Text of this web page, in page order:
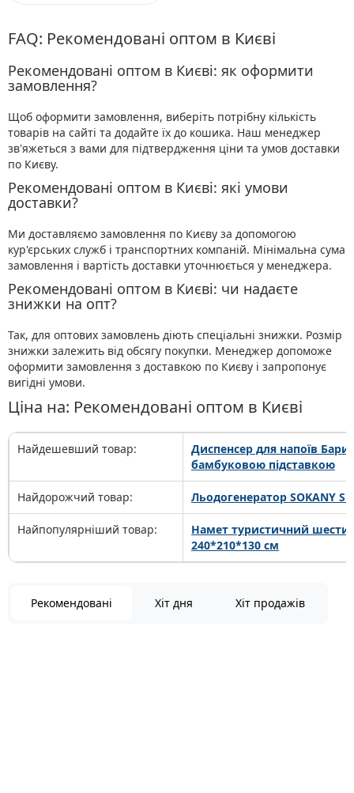
FAQ: Рекомендовані оптом в Києві
Рекомендовані оптом в Києві: як оформити
замовлення?
Щоб оформити замовлення, виберіть потрібну кількість
товарів на сайті та додайте їх до кошика. Наш менеджер
зв'яжеться з вами для підтвердження ціни та умов доставки
по Києву.
Рекомендовані оптом в Києві: які умови
доставки?
Ми доставляємо замовлення по Києву за допомогою
кур'єрських служб і транспортних компаній. Мінімальна сума
замовлення і вартість доставки уточнюється у менеджера.
Рекомендовані оптом в Києві: чи надаєте
знижки на опт?
Так, для оптових замовлень діють спеціальні знижки. Розмір
знижки залежить від обсягу покупки. Менеджер допоможе
оформити замовлення з доставкою по Києву і запропонує
вигідні умови.
Ціна на: Рекомендовані оптом в Києві
Найдешевший товар:
Диспенсер для напоїв
бамбуковою підставкою
Найдорожчий товар: Льодогенератор SOKANY
Найпопулярніший товар:
Намет туристичний
240*210*130 см
Рекомендовані Хіт дня Хіт продажів